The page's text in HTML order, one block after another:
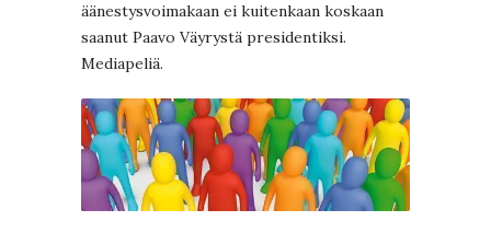
äänestysvoimakaan ei kuitenkaan koskaan
saanut Paavo Väyrystä presidentiksi.
Mediapeliä.